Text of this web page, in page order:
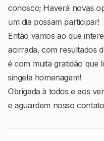
conosco; Haverá novas
um dia possam participar!
Então vamos ao que
acirrada, com resultados
é com muita gratidão que
singela homenagem!
Obrigada à todos e aos
e aguardem nosso